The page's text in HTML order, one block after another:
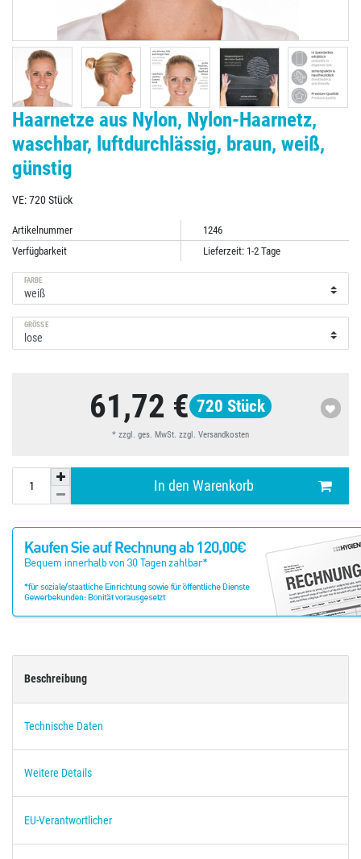
Haarnetze aus Nylon, Nylon-Haarnetz,
waschbar, luftdurchlässig, braun, weiß,
günstig
VE: 720 Stück
Artikelnummer
1246
Verfügbarkeit
Lieferzeit: 1-2 Tage
FARBE
GRÖSSE
61,72 € 720 Stück
* zzgl. ges. MwSt. zzgl. Versandkosten
In den Warenkorb
Beschreibung
Technische Daten
Weitere Details
EU-Verantwortlicher